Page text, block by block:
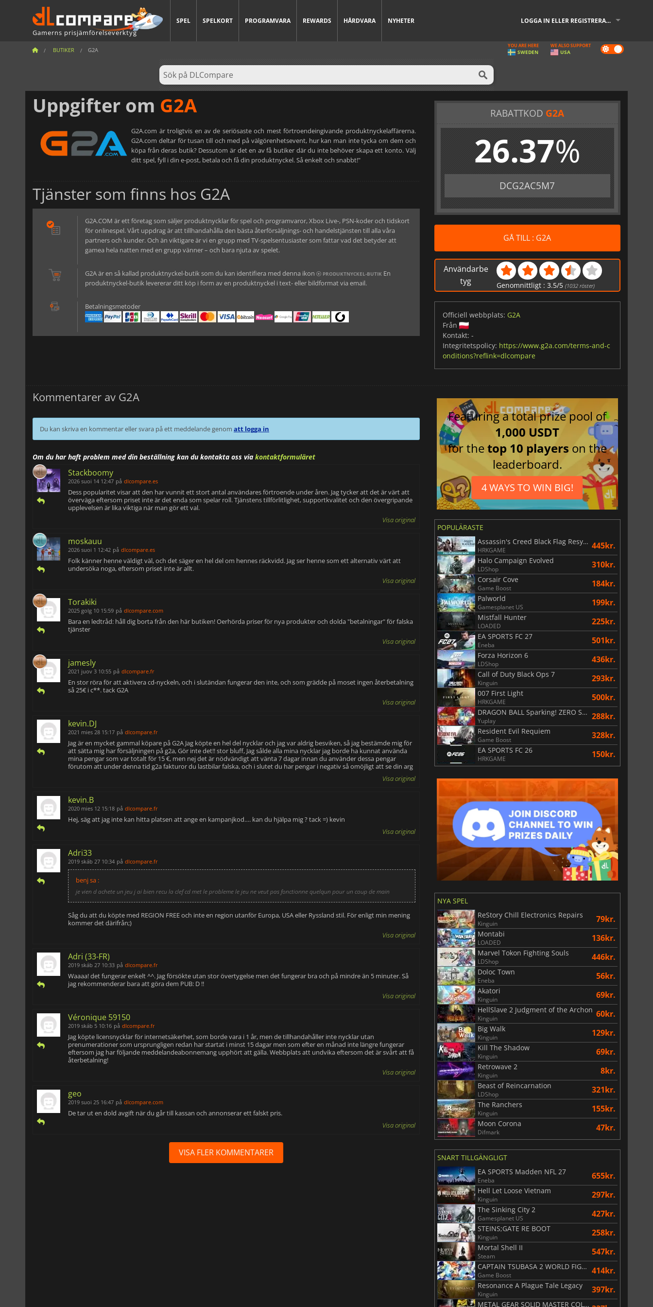
Gamerns prisjämförelseverktyg
SPEL SPELKORT PROGRAMVARA REWARDS HÅRDVARA NYHETER LOGGA IN ELLER REGISTRERA DIG
BUTIKER G2A Dark
mode
YOU ARE HERE
SWEDEN
WE ALSO SUPPORT
USA
Uppgifter om G2A
G2A.com är troligtvis en av de seriösaste och mest förtroendeingivande produktnyckelaffärerna.
G2A.com deltar för tusan till och med på välgörenhetsevent, hur kan man inte tycka om dem och
köpa från deras butik? Dessutom är det en av få butiker där du inte behöver skapa ett konto. Välj
ditt spel, fyll i din e-post, betala och få din produktnyckel. Så enkelt och snabbt!"
Tjänster som finns hos G2A
G2A.COM är ett företag som säljer produktnycklar för spel och programvaror, Xbox Live-, PSN-koder och tidskort
för onlinespel. Vårt uppdrag är att tillhandahålla den bästa återförsäljnings- och handelstjänsten till alla våra
partners och kunder. Och än viktigare är vi en grupp med TV-spelsentusiaster som fattar vad det betyder att
gamea hela natten med en grupp vänner – och bara njuta av spelet.
G2A är en så kallad produktnyckel-butik som du kan identifiera med denna ikon PRODUKTNYCKEL-BUTIKEn
produktnyckel-butik levererar ditt köp i form av en produktnyckel i text- eller bildformat via email.
Betalningsmetoder
RABATTKOD G2A
26.37%
DCG2AC5M7
GÅ TILL : G2A
Användarbe
tyg
Genomnittligt :3.5/5 (1032 röster)
Officiell webbplats: G2A
Från
Kontakt: -
Integritetspolicy: https://www.g2a.com/terms-and-c
onditions?reflink=dlcompare
Kommentarer av G2A
Du kan skriva en kommentar eller svara på ett meddelande genom att logga in
Om du har haft problem med din beställning kan du kontakta oss via kontaktformuläret
Stackboomy
2026 suoi 14 12:47 på dlcompare.es
Dess popularitet visar att den har vunnit ett stort antal användares förtroende under åren. Jag tycker att det är värt att
överväga eftersom priset inte är det enda som spelar roll. Tjänstens tillförlitlighet, supportkvalitet och den övergripande
upplevelsen är lika viktiga när man gör ett val.
Visa original
moskauu
2026 suoi 1 12:42 på dlcompare.es
Folk känner henne väldigt väl, och det säger en hel del om hennes räckvidd. Jag ser henne som ett alternativ värt att
undersöka noga, eftersom priset inte är allt.
Visa original
Torakiki
2025 golg 10 15:59 på dlcompare.com
Bara en ledtråd: håll dig borta från den här butiken! Oerhörda priser för nya produkter och dolda "betalningar" för falska
tjänster
Visa original
jamesly
2021 juov 3 10:55 på dlcompare.fr
En stor röra för att aktivera cd-nyckeln, och i slutändan fungerar den inte, och som grädde på moset ingen återbetalning
så 25€ i c**. tack G2A
Visa original
kevin.DJ
2021 mies 28 15:17 på dlcompare.fr
Jag är en mycket gammal köpare på G2A Jag köpte en hel del nycklar och jag var aldrig besviken, så jag bestämde mig för
att sätta mig har försäljningen på g2a, Gör inte det!! stor bluff, Jag sålde alla mina nycklar jag borde ha kunnat använda
mina pengar som var totalt för 15 €, men nej det är nödvändigt att vänta 7 dagar innan du använder dessa pengar
förutom att under denna tid g2a fakturor du lastbilar falska, och i slutet du har pengar i negativ så omöjligt att se din arg
Visa original
kevin.B
2020 mies 12 15:18 på dlcompare.fr
Hej, säg att jag inte kan hitta platsen att ange en kampanjkod…. kan du hjälpa mig ? tack =) kevin
Visa original
Adri33
2019 skáb 27 10:34 på dlcompare.fr
benj sa :
je vien d achete un jeu j ai bien recu la clef cd met le probleme le jeu ne veut pas fonctionne quelqun pour un coup de main
Såg du att du köpte med REGION FREE och inte en region utanför Europa, USA eller Ryssland stil. För enligt min mening
kommer det därifrån;)
Visa original
Adri (33-FR)
2019 skáb 27 10:33 på dlcompare.fr
Waaaa! det fungerar enkelt ^^. Jag försökte utan stor övertygelse men det fungerar bra och på mindre än 5 minuter. Så
jag rekommenderar bara att göra dem PUB: D !!
Visa original
Véronique 59150
2019 skáb 5 10:16 på dlcompare.fr
Jag köpte licensnycklar för internetsäkerhet, som borde vara i 1 år, men de tillhandahåller inte nycklar utan
prenumerationer som ursprungligen redan har startat i minst 15 dagar men som efter en månad inte längre fungerar
eftersom jag har följande meddelandeabonnemang upphört att gälla. Webbplats att undvika eftersom det är svårt att få
återbetalning!
Visa original
geo
2019 suoi 25 16:47 på dlcompare.com
De tar ut en dold avgift när du går till kassan och annonserar ett falskt pris.
Visa original
VISA FLER KOMMENTARER
Featuring a total prize pool of
1,000 USDT
for thetop 10 players on the
leaderboard.
4 WAYS TO WIN BIG!
POPULÄRASTE
Assassin's Creed Black Flag Resynced
HRKGAME 445kr.
Halo Campaign Evolved
LDShop 310kr.
Corsair Cove
Game Boost 184kr.
Palworld
Gamesplanet US 199kr.
Mistfall Hunter
LOADED 225kr.
EA SPORTS FC 27
Eneba 501kr.
Forza Horizon 6
LDShop 436kr.
Call of Duty Black Ops 7
Kinguin 293kr.
007 First Light
HRKGAME 500kr.
DRAGON BALL Sparking! ZERO Super Limit Breaking NEO
Yuplay 288kr.
Resident Evil Requiem
Game Boost 328kr.
EA SPORTS FC 26
HRKGAME 150kr.
NYA SPEL
ReStory Chill Electronics Repairs
Kinguin 79kr.
Montabi
LOADED 136kr.
Marvel Tokon Fighting Souls
LDShop 446kr.
Doloc Town
Eneba 56kr.
Akatori
Kinguin 69kr.
HellSlave 2 Judgment of the Archon
Kinguin 60kr.
Big Walk
Kinguin 129kr.
Kill The Shadow
Kinguin 69kr.
Retrowave 2
Kinguin 8kr.
Beast of Reincarnation
LDShop 321kr.
The Ranchers
Kinguin 155kr.
Moon Corona
Difmark 47kr.
SNART TILLGÄNGLIGT
EA SPORTS Madden NFL 27
Eneba 655kr.
Hell Let Loose Vietnam
Kinguin 297kr.
The Sinking City 2
Gamesplanet US 427kr.
STEINS;GATE RE BOOT
Kinguin 258kr.
Mortal Shell II
Steam 547kr.
CAPTAIN TSUBASA 2 WORLD FIGHTERS
Game Boost 414kr.
Resonance A Plague Tale Legacy
Kinguin 397kr.
METAL GEAR SOLID MASTER COLLECTION Vol.2